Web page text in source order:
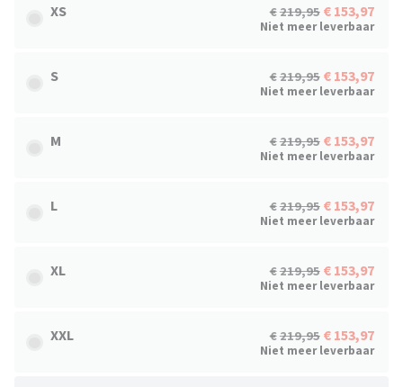
XS 219,95 153,97
Niet meer leverbaar
S 219,95 153,97
Niet meer leverbaar
M 219,95 153,97
Niet meer leverbaar
L 219,95 153,97
Niet meer leverbaar
XL 219,95 153,97
Niet meer leverbaar
XXL 219,95 153,97
Niet meer leverbaar